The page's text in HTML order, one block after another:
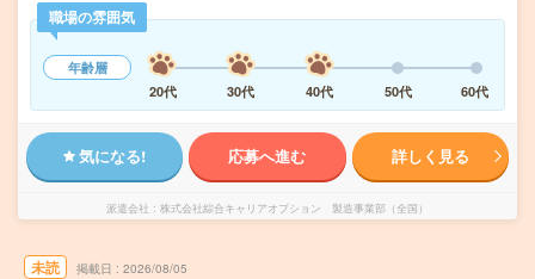
職場の雰囲気
年齢層
20代
30代 40代 50代 60代
気になる! 応募へ進む 詳しく見る
派遣会社 株式会社綜合キャリアオプション 製造事業部（全国）
未読 掲載日 2026/08/05